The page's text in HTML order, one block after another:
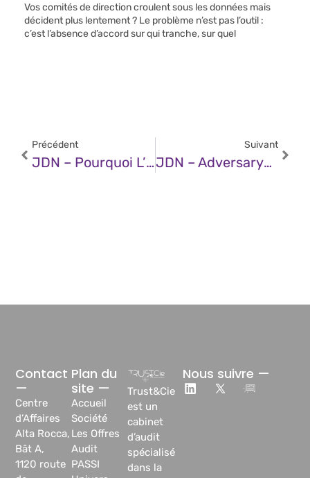
Vos comités de direction croulent sous les données mais
décident plus lentement ? Le problème n’est pas l’outil :
c’est l’absence d’accord sur qui tranche, sur quel
Précédent
JDN – Pourquoi L’IA Explicable Est Incontournable En Conformité LCB-FT
Suivant
JDN – Adversary-In-The-Middle : Quand Les Attaquants S’approprient Discrètement (et Facilement) Les E-Mails Professionnels
Trust&Cie
est un
cabinet
d’audit
spécialisé
dans la
Plan du
site —
Accueil
Société
Les Offres
Audit
PASSI
Contact
—
Centre
d’Affaires
Alta Rocca,
Bât A,
1120 route
Nous suivre —